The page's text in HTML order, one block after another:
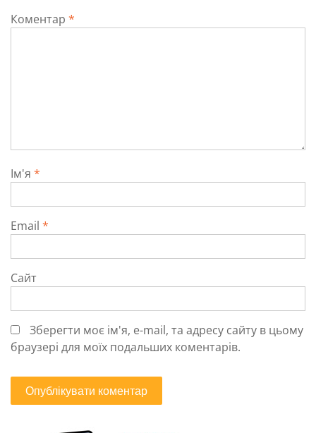
Коментар *
Ім'я *
Email *
Сайт
Зберегти моє ім'я, e-mail, та адресу сайту в цьому
браузері для моїх подальших коментарів.